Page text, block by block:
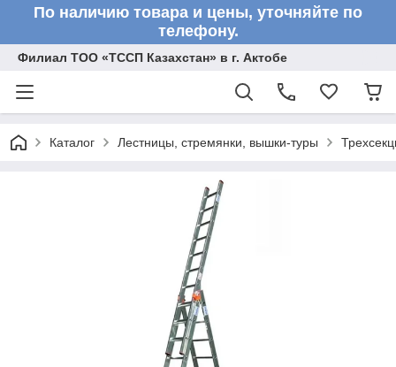
По наличию товара и цены, уточняйте по
телефону.
Филиал ТОО «ТССП Казахстан» в г. Актобе
Каталог Лестницы, стремянки, вышки-туры